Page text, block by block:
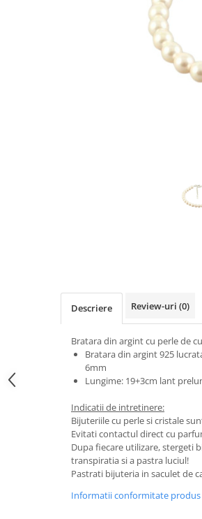
Descriere Review-uri (0)
Bratara din argint cu perle de
Bratara din argint 925
6mm
Lungime: 19+3cm lant
Indicatii de intretinere:
Bijuteriile cu perle si cristale
Evitati contactul direct cu
Dupa fiecare utilizare, stergeti
transpiratia si a pastra luciul!
Pastrati bijuteria in saculet de
Informatii conformitate produs